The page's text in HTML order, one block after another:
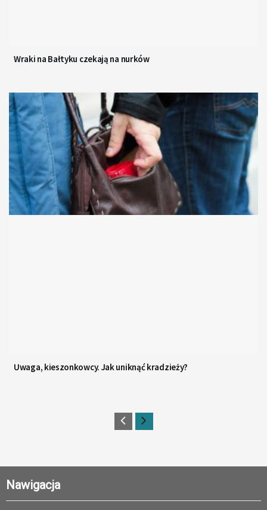
Wraki na Bałtyku czekają na nurków
Uwaga, kieszonkowcy. Jak uniknąć kradzieży?
Nawigacja